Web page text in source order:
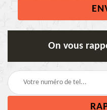
On vous